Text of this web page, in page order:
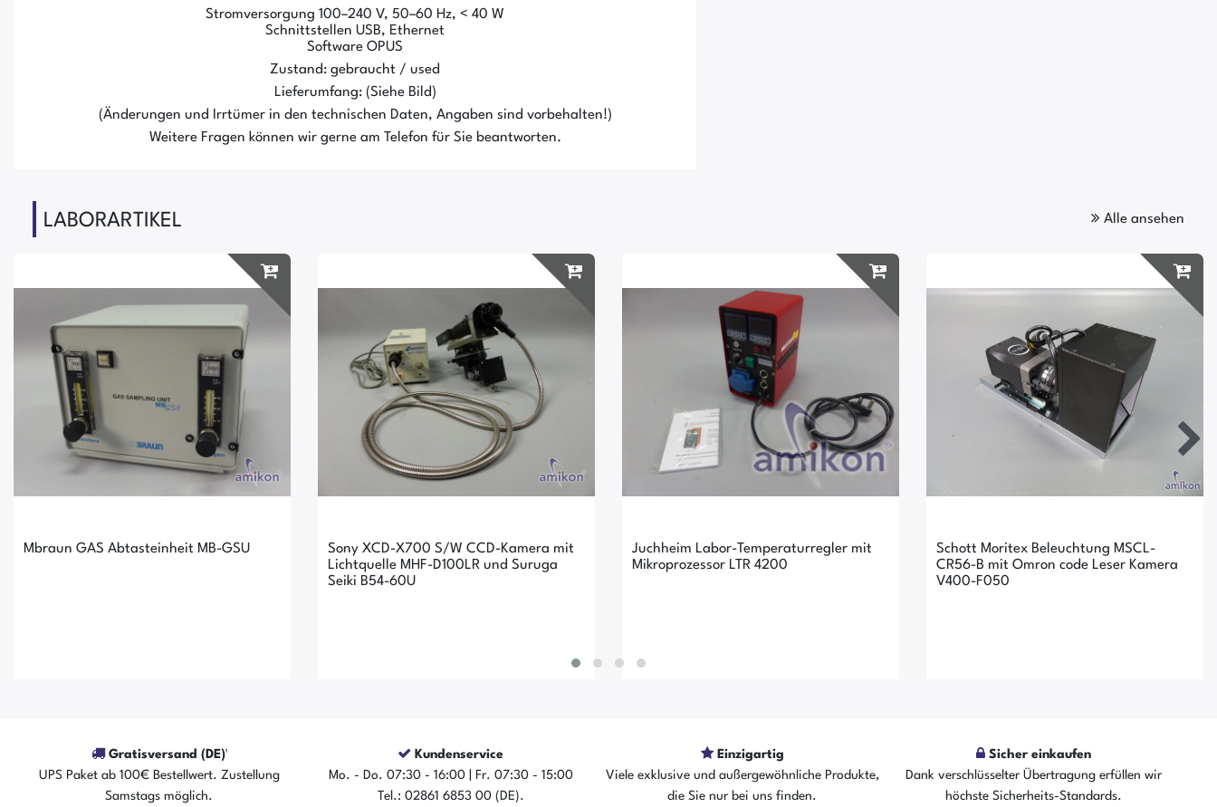
Stromversorgung 100–240 V, 50–60 Hz, < 40 W
Schnittstellen USB, Ethernet
Software OPUS
Zustand: gebraucht / used
Lieferumfang: (Siehe Bild)
(Änderungen und Irrtümer in den technischen Daten, Angaben sind vorbehalten!)
Weitere Fragen können wir gerne am Telefon für Sie beantworten.
LABORARTIKEL Alle ansehen
Mbraun GAS Abtasteinheit MB-GSU
Der Artikel ist sofort verfügbar
Sony XCD-X700 S/W CCD-Kamera mit
Lichtquelle MHF-D100LR und Suruga
Seiki B54-60U
Der Artikel ist sofort verfügbar
Juchheim Labor-Temperaturregler mit
Mikroprozessor LTR 4200
Der Artikel ist sofort verfügbar
Schott Moritex Beleuchtung MSCL-
CR56-B mit Omron code Leser Kamera
V400-F050
Der Artikel ist sofort verfügbar
Gratisversand (DE)¹
UPS Paket ab 100€ Bestellwert. Zustellung
Samstags möglich.
Kundenservice
Mo. - Do. 07:30 - 16:00 | Fr. 07:30 - 15:00
Tel.: 02861 6853 00 (DE).
Einzigartig
Viele exklusive und außergewöhnliche Produkte,
die Sie nur bei uns finden.
Sicher einkaufen
Dank verschlüsselter Übertragung erfüllen wir
höchste Sicherheits-Standards.